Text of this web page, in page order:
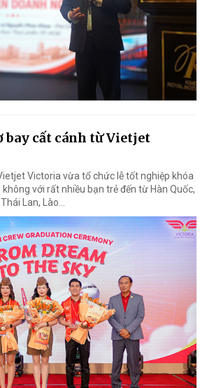
bay cất cánh từ Vietjet
Victoria vừa tổ chức lễ tốt nghiệp khóa
với rất nhiều bạn trẻ đến từ Hàn Quốc,
Lan, Lào…